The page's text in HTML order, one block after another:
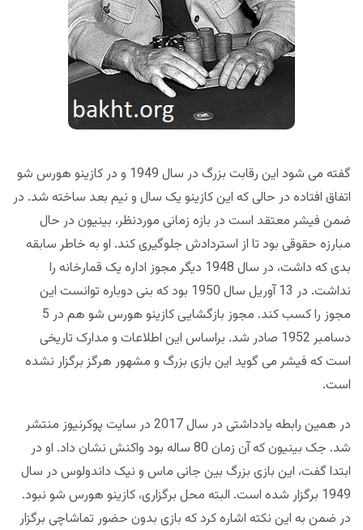
گفته می شود این رقابت بزرگ در سال 1949 و در کازینو هورس شو
اتفاق افتاده در حالی که این کازینو یک سال و نیم بعد ساخته شد. در
ضمن فیشر معتقد است در بازه زمانی موردنظر، ‌بینیون در حال
مبارزه حقوقی بود تا از استردادش جلوگیری کند. او به خاطر سابقه
بدی که داشت، در سال 1948 دیگر مجوز اداره یک قمارخانه را
نداشت. در 13 آوریل سال 1950 بود که بنی دوباره توانست این
مجوز را کسب کند. مجوز بازگشایی کازینو هورس شو هم در 5
دسامبر 1952 صادر شد. براساس این اطلاعات و مدارک تاریخی
است که فیشر می گوید این بازی بزرگ و مشهور هرگز برگزار نشده
است.
در همین رابطه یادداشتی در سال 2017 در سایت پوکرنیوز منتشر
شد. جک بینیون که آن زمان 80 ساله بود واکنش نشان داد. او در
ابتدا گفت، این بازی بزرگ بین جانی ماس و نیک داندولوس در سال
1949 برگزار شده است. البته محل برگزاری، کازینو هورس شو نبود.
در ضمن به این نکته اشاره کرد که بازی بدون حضور تماشاچی برگزار